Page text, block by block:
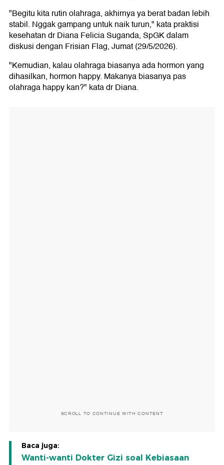
"Begitu kita rutin olahraga, akhirnya ya berat badan lebih
stabil. Nggak gampang untuk naik turun," kata praktisi
kesehatan dr Diana Felicia Suganda, SpGK dalam
diskusi dengan Frisian Flag, Jumat (29/5/2026).
"Kemudian, kalau olahraga biasanya ada hormon yang
dihasilkan, hormon happy. Makanya biasanya pas
olahraga happy kan?" kata dr Diana.
SCROLL TO CONTINUE WITH CONTENT
Baca juga:
Wanti-wanti Dokter Gizi soal Kebiasaan